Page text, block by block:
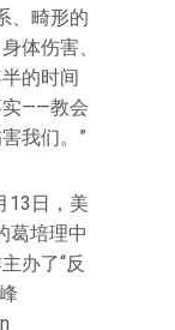
、畸形的
体伤害、
的时间
实——教会
我们。”
13日，美
葛培理中
办了“反